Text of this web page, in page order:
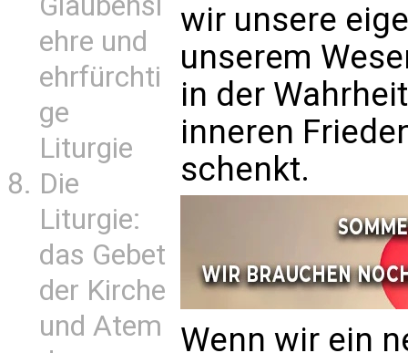
ehre und
ehrfürchti
ge
Liturgie
Die
Liturgie:
das Gebet
der Kirche
und Atem
wir unsere
unserem
in der
inneren
schenkt.
Wenn wir ein